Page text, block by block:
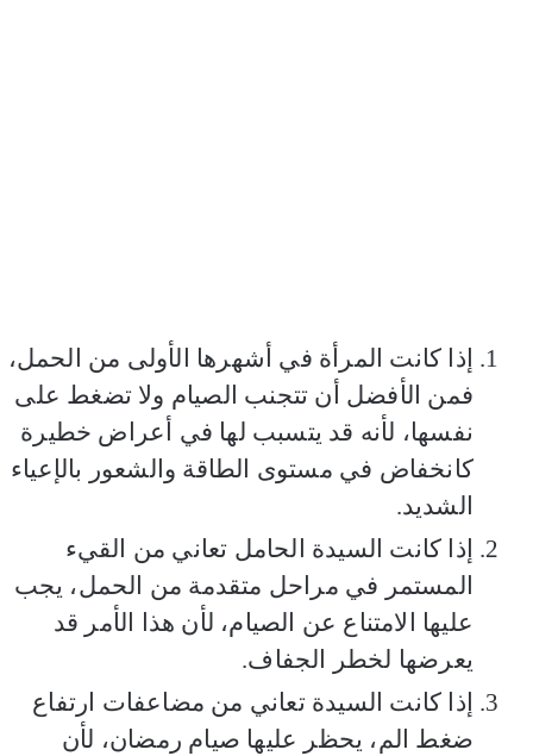
إذا كانت المرأة في أشهرها الأولى من الحمل،
فمن الأفضل أن تتجنب الصيام ولا تضغط على
نفسها، لأنه قد يتسبب لها في أعراض خطيرة
كانخفاض في مستوى الطاقة والشعور بالإعياء
الشديد.
إذا كانت السيدة الحامل تعاني من القيء
المستمر في مراحل متقدمة من الحمل، يجب
عليها الامتناع عن الصيام، لأن هذا الأمر قد
يعرضها لخطر الجفاف.
إذا كانت السيدة تعاني من مضاعفات ارتفاع
ضغط الم، يحظر عليها صيام رمضان، لأن